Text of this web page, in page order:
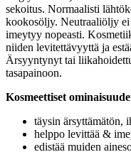
sekoitus. Normaalisti
kookosöljy. Neutraaliöljy ei
imeytyy nopeasti.
niiden levitettävyyttä ja
Ärsyyntynyt tai
tasapainoon.
Kosmeettiset
täysin ärsyttämätön,
helppo levittää &
edistää muiden